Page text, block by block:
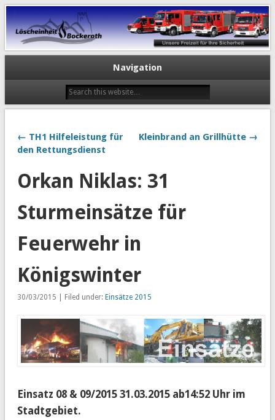
Navigation
← TH1 Hilfeleistung für
den Rettungsdienst
Kleinbrand an Grillhütte →
Orkan Niklas: 31
Sturmeinsätze für
Feuerwehr in
Königswinter
30/03/2015 | Filed under: Einsätze 2015
Einsatz 08 & 09/2015 31.03.2015 ab14:52 Uhr im
Stadtgebiet.